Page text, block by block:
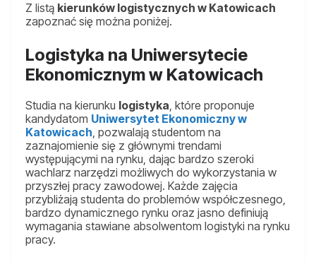
Z listą kierunków logistycznych w Katowicach
zapoznać się można poniżej.
Logistyka na Uniwersytecie
Ekonomicznym w Katowicach
Studia na kierunku logistyka, które proponuje
kandydatom Uniwersytet Ekonomiczny w
Katowicach, pozwalają studentom na
zaznajomienie się z głównymi trendami
występującymi na rynku, dając bardzo szeroki
wachlarz narzędzi możliwych do wykorzystania w
przyszłej pracy zawodowej. Każde zajęcia
przybliżają studenta do problemów współczesnego,
bardzo dynamicznego rynku oraz jasno definiują
wymagania stawiane absolwentom logistyki na rynku
pracy.